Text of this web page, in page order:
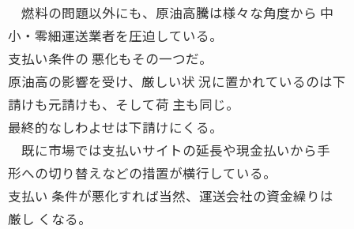
燃料の問題以外にも、原油高騰は様々な角度から 中
小・零細運送業者を圧迫している。
支払い条件の 悪化もその一つだ。
原油高の影響を受け、厳しい状 況に置かれているのは下
請けも元請けも、そして荷 主も同じ。
最終的なしわよせは下請けにくる。
既に市場では支払いサイトの延長や現金払いから手
形への切り替えなどの措置が横行している。
支払い 条件が悪化すれば当然、運送会社の資金繰りは
厳し くなる。